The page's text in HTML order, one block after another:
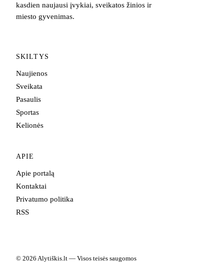
kasdien naujausi įvykiai, sveikatos žinios ir
miesto gyvenimas.
SKILTYS
Naujienos
Sveikata
Pasaulis
Sportas
Kelionės
APIE
Apie portalą
Kontaktai
Privatumo politika
RSS
© 2026 Alytiškis.lt — Visos teisės saugomos